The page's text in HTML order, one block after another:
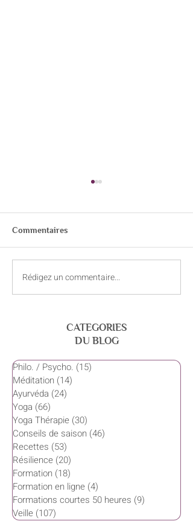
Curry de carottes et
Commentaires
Rédigez un commentaire...
CATEGORIES
DU BLOG
Philo. / Psycho. (15)
Méditation (14)
Ayurvéda (24)
Yoga (66)
Yoga Thérapie (30)
Conseils de saison (46)
Recettes (53)
Résilience (20)
Formation (18)
Formation en ligne (4)
Formations courtes 50 heures (9)
Veille (107)